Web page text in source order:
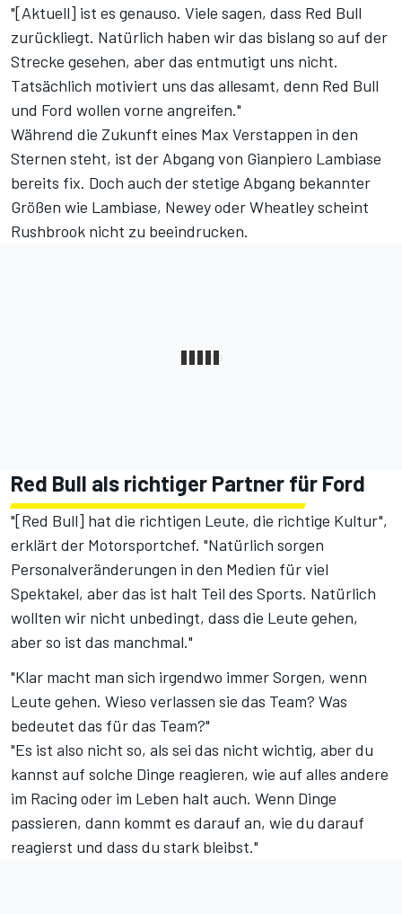
"[Aktuell] ist es genauso. Viele sagen, dass Red Bull
zurückliegt. Natürlich haben wir das bislang so auf der
Strecke gesehen, aber das entmutigt uns nicht.
Tatsächlich motiviert uns das allesamt, denn Red Bull
und Ford wollen vorne angreifen."
Während die Zukunft eines Max Verstappen in den
Sternen steht, ist der Abgang von Gianpiero Lambiase
bereits fix. Doch auch der stetige Abgang bekannter
Größen wie Lambiase, Newey oder Wheatley scheint
Rushbrook nicht zu beeindrucken.
Red Bull als richtiger Partner für Ford
"[Red Bull] hat die richtigen Leute, die richtige Kultur",
erklärt der Motorsportchef. "Natürlich sorgen
Personalveränderungen in den Medien für viel
Spektakel, aber das ist halt Teil des Sports. Natürlich
wollten wir nicht unbedingt, dass die Leute gehen,
aber so ist das manchmal."
"Klar macht man sich irgendwo immer Sorgen, wenn
Leute gehen. Wieso verlassen sie das Team? Was
bedeutet das für das Team?"
"Es ist also nicht so, als sei das nicht wichtig, aber du
kannst auf solche Dinge reagieren, wie auf alles andere
im Racing oder im Leben halt auch. Wenn Dinge
passieren, dann kommt es darauf an, wie du darauf
reagierst und dass du stark bleibst."